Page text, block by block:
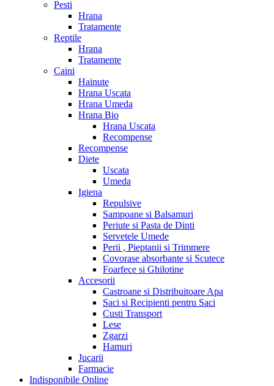
Pesti
Hrana
Tratamente
Reptile
Hrana
Tratamente
Caini
Hainute
Hrana Uscata
Hrana Umeda
Hrana Bio
Hrana Uscata
Recompense
Recompense
Diete
Uscata
Umeda
Igiena
Repulsive
Sampoane si Balsamuri
Periute si Pasta de Dinti
Servetele Umede
Perii , Pieptanii si Trimmere
Covorase absorbante si Scutece
Foarfece si Ghilotine
Accesorii
Castroane si Distribuitoare Apa
Saci si Recipienti pentru Saci
Custi Transport
Lese
Zgarzi
Hamuri
Jucarii
Farmacie
Indisponibile Online